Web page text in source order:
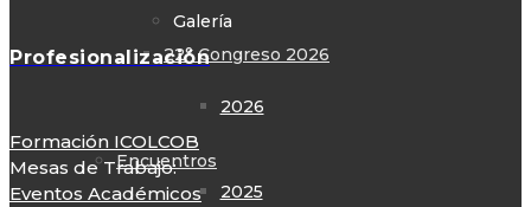
Galería
2026
2025
22° Congreso 2026
Encuentros
Profesionalización
Formación ICOLCOB
Mesas de Trabajo:
Eventos Académicos